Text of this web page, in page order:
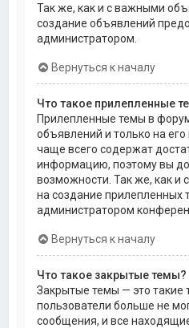
Так же, как и с важными
создание объявлений
администратором.
Вернуться к началу
Что такое прилепленные
Прилепленные темы в
объявлений и только на
чаще всего содержат
информацию, поэтому вы
возможности. Так же, как и
на создание прилепленных
администратором
Вернуться к началу
Что такое закрытые темы?
Закрытые темы — это такие
пользователи больше не
сообщения, и все